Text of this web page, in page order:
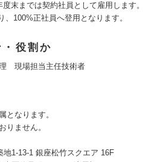
末までは契約社員として雇用します。
100%正社員へ登用となります。
役割か
現場担当主任技術者
となります。
りません。
1-13-1 銀座松竹スクエア 16F